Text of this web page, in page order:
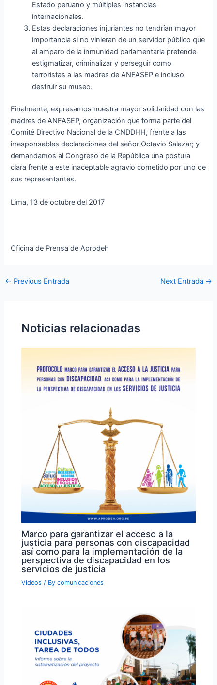
Estado peruano y múltiples instancias
internacionales.
Estas declaraciones injuriantes no tendrían mayor
importancia si no vinieran de un servidor público que
al amparo de la inmunidad parlamentaria pretende
estigmatizar, criminalizar y perseguir como
terroristas a las madres de ANFASEP e incluso
destruir su museo.
Finalmente, expresamos nuestra mayor solidaridad con las
madres de ANFASEP, organización que forma parte del
Comité Directivo Nacional de la CNDDHH, frente a las
irresponsables declaraciones del señor Octavio Salazar; y
demandamos al Congreso de la República una postura
clara frente a este inaceptable agravio cometido por uno de
sus representantes.
Lima, 13 de octubre del 2017
Oficina de Prensa de Aprodeh
← Previous Entrada Next Entrada →
Noticias relacionadas
Marco para garantizar el acceso a la
justicia para personas con discapacidad
así como para la implementación de la
perspectiva de discapacidad en los
servicios de justicia
Videos / Bycomunicaciones